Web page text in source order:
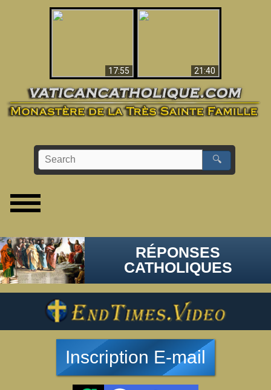
17:55
21:40
🔍
RÉPONSES
CATHOLIQUES
Inscription E-mail